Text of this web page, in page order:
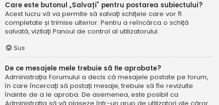
Care este butonul „Salvați” pentru postarea subiectului?
Acest lucru vă va permite să salvați schițele care vor fi
completate și trimise ulterior. Pentru a reîncărca o schiță
salvată, vizitați Panoul de control al utilizatorului.
Sus
De ce mesajele mele trebuie să fie aprobate?
Administrația Forumului a decis că mesajele postate pe forum,
în care încercați să postați mesaje, trebuie să fie revizuite
înainte de a le aproba. De asemenea, este posibil ca